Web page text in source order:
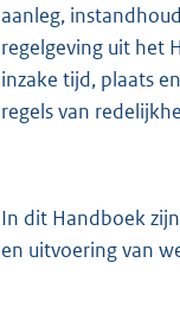
aanleg,
regelgeving uit het
inzake tijd, plaats
regels van
In dit Handboek
en uitvoering van